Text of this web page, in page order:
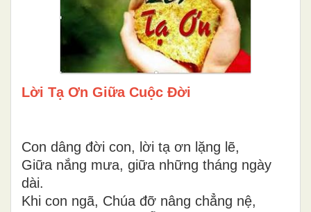
Lời Tạ Ơn Giữa Cuộc Đời
Con dâng đời con, lời tạ ơn lặng lẽ,
Giữa nắng mưa, giữa những tháng ngày
dài.
Khi con ngã, Chúa đỡ nâng chẳng nệ,